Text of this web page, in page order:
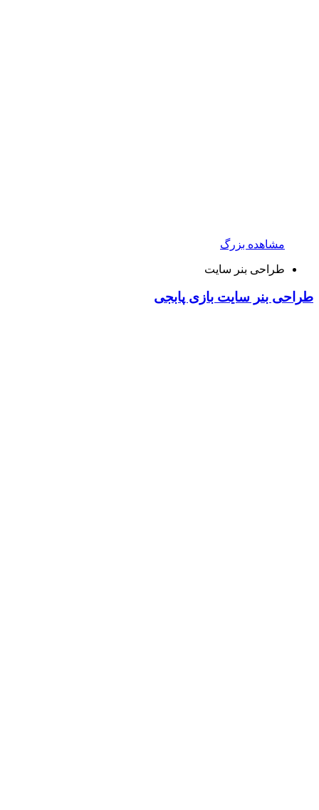
مشاهده بزرگ
طراحی بنر سایت
طراحی بنر سایت بازی پابجی